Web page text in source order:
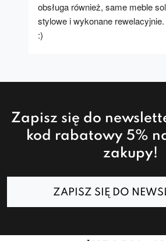
obsługa również, same meble
stylowe i wykonane
:)
Zapisz się do
kod rabatowy 5%
zakupy!
ZAPISZ SIĘ DO